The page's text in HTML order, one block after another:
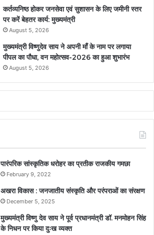
कर्तव्यनिष्ठ होकर जनसेवा एवं सुशासन के लिए जमीनी स्तर
पर करें बेहतर कार्य: मुख्यमंत्री
August 5, 2026
मुख्यमंत्री विष्णुदेव साय ने अपनी माँ के नाम पर लगाया
पीपल का पौधा, वन महोत्सव-2026 का हुआ शुभारंभ
August 5, 2026
​​​​​​​पारंपरिक सांस्कृतिक धरोहर का प्रतीक राजकीय गमछा
February 9, 2022
अखरा विकास : जनजातीय संस्कृति और परंपराओं का संरक्षण
December 5, 2025
मुख्यमंत्री विष्णु देव साय ने पूर्व प्रधानमंत्री डॉ. मनमोहन सिंह
के निधन पर किया दुःख व्यक्त